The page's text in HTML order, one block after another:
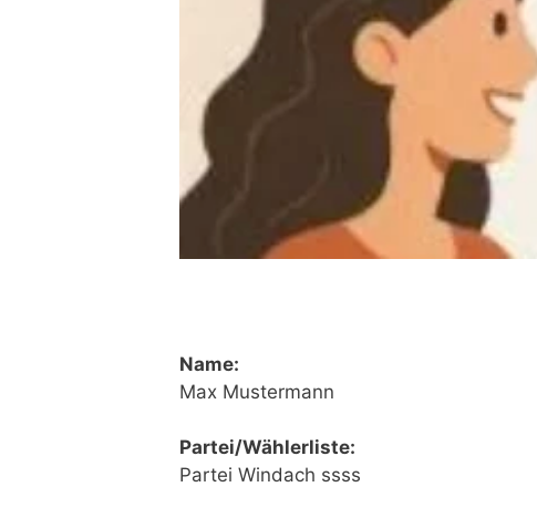
Name:
Max Mustermann
Partei/Wählerliste:
Partei Windach ssss